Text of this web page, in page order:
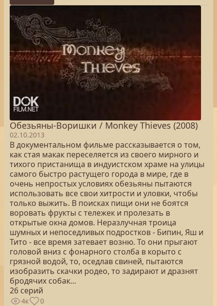
Обезьяны-Воришки / Monkey Thieves (2008)
02.10.2013
В документальном фильме рассказывается о том,
как стая макак переселяется из своего мирного и
тихого пристанища в индуистском храме на улицы
самого быстро растущего города в мире, где в
очень непростых условиях обезьяны пытаются
использовать все свои хитрости и уловки, чтобы
только выжить. В поисках пищи они не боятся
воровать фрукты с тележек и пролезать в
открытые окна домов. Неразлучная троица
шумных и непоседливых подростков - Бипин, Яш и
Тито - все время затевает возню. То они прыгают
головой вниз с фонарного столба в корыто с
грязной водой, то, оседлав свиней, пытаются
изобразить скачки родео, то задирают и дразнят
бродячих собак...
26 серий
4к 0